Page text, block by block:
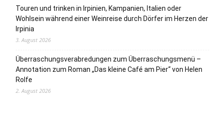
Touren und trinken in Irpinien, Kampanien, Italien oder
Wohlsein während einer Weinreise durch Dörfer im Herzen der
Irpinia
3. August 2026
Überraschungsverabredungen zum Überraschungsmenü –
Annotation zum Roman „Das kleine Café am Pier“ von Helen
Rolfe
2. August 2026